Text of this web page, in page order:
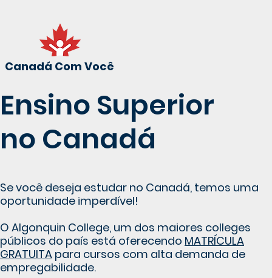
Canadá Com Você
Ensino Superior
no Canadá
Se você deseja estudar no Canadá, temos uma
oportunidade imperdível!
O Algonquin College, um dos maiores colleges
públicos do país está oferecendo MATRÍCULA
GRATUITA para cursos com alta demanda de
empregabilidade.